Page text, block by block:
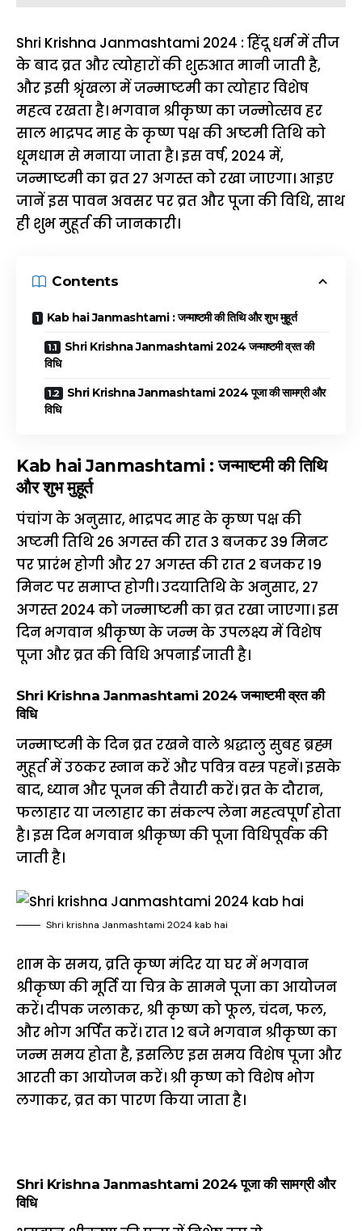
Shri Krishna Janmashtami 2024 : हिंदू धर्म में तीज
के बाद व्रत और त्योहारों की शुरुआत मानी जाती है,
और इसी श्रृंखला में जन्माष्टमी का त्योहार विशेष
महत्व रखता है। भगवान श्रीकृष्ण का जन्मोत्सव हर
साल भाद्रपद माह के कृष्ण पक्ष की अष्टमी तिथि को
धूमधाम से मनाया जाता है। इस वर्ष, 2024 में,
जन्माष्टमी का व्रत 27 अगस्त को रखा जाएगा। आइए
जानें इस पावन अवसर पर व्रत और पूजा की विधि, साथ
ही शुभ मुहूर्त की जानकारी।
Contents
Kab hai Janmashtami : जन्माष्टमी की तिथि और शुभ मुहूर्त
Shri Krishna Janmashtami 2024 जन्माष्टमी व्रत की
विधि
Shri Krishna Janmashtami 2024 पूजा की सामग्री और
विधि
Kab hai Janmashtami : जन्माष्टमी की तिथि
और शुभ मुहूर्त
पंचांग के अनुसार, भाद्रपद माह के कृष्ण पक्ष की
अष्टमी तिथि 26 अगस्त की रात 3 बजकर 39 मिनट
पर प्रारंभ होगी और 27 अगस्त की रात 2 बजकर 19
मिनट पर समाप्त होगी। उदयातिथि के अनुसार, 27
अगस्त 2024 को जन्माष्टमी का व्रत रखा जाएगा। इस
दिन भगवान श्रीकृष्ण के जन्म के उपलक्ष्य में विशेष
पूजा और व्रत की विधि अपनाई जाती है।
Shri Krishna Janmashtami 2024 जन्माष्टमी व्रत की
विधि
जन्माष्टमी के दिन व्रत रखने वाले श्रद्धालु सुबह ब्रह्म
मुहूर्त में उठकर स्नान करें और पवित्र वस्त्र पहनें। इसके
बाद, ध्यान और पूजन की तैयारी करें। व्रत के दौरान,
फलाहार या जलाहार का संकल्प लेना महत्वपूर्ण होता
है। इस दिन भगवान श्रीकृष्ण की पूजा विधिपूर्वक की
जाती है।
Shri krishna Janmashtami 2024 kab hai
शाम के समय, व्रति कृष्ण मंदिर या घर में भगवान
श्रीकृष्ण की मूर्ति या चित्र के सामने पूजा का आयोजन
करें। दीपक जलाकर, श्री कृष्ण को फूल, चंदन, फल,
और भोग अर्पित करें। रात 12 बजे भगवान श्रीकृष्ण का
जन्म समय होता है, इसलिए इस समय विशेष पूजा और
आरती का आयोजन करें। श्री कृष्ण को विशेष भोग
लगाकर, व्रत का पारण किया जाता है।
Shri Krishna Janmashtami 2024 पूजा की सामग्री और
विधि